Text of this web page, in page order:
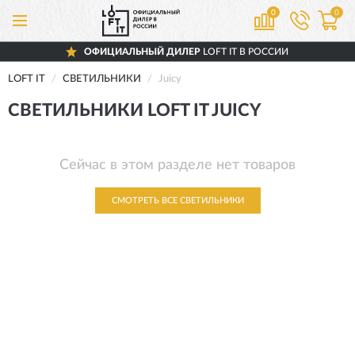
0 0
ОФИЦИАЛЬНЫЙ ДИЛЕРLOFT IT В РОССИИ
LOFT IT СВЕТИЛЬНИКИ Juicy
СВЕТИЛЬНИКИ LOFT IT JUICY
Сейчас в этом разделе нет товаров
СМОТРЕТЬ ВСЕ СВЕТИЛЬНИКИ